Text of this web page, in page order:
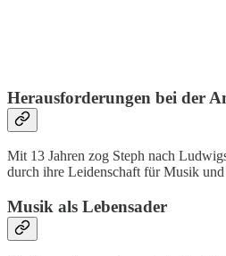
Herausforderungen bei der
Mit 13 Jahren zog Steph nach
durch ihre Leidenschaft für Musik
Musik als Lebensader